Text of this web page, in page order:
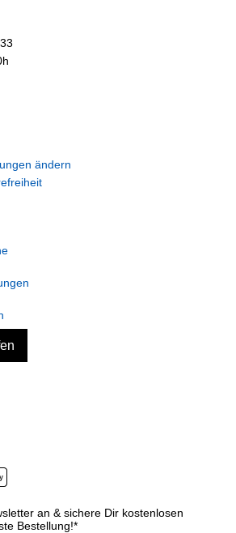
ändern
an & sichere Dir kostenlosen
Bestellung!*